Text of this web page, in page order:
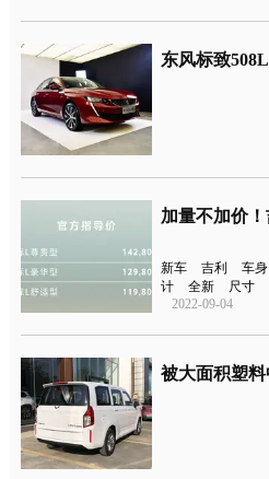
新车 吉利 车身
计
全新 尺寸
2022-09-04